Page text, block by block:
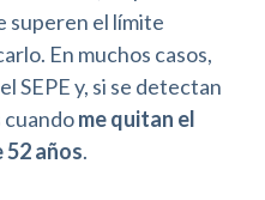
superen el límite
En muchos casos,
SEPE y, si se detectan
cuandome quitan el
52 años.